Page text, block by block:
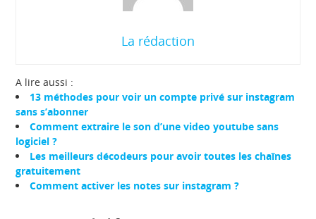
La rédaction
A lire aussi :
13 méthodes pour voir un compte privé sur instagram
sans s’abonner
Comment extraire le son d’une video youtube sans
logiciel ?
Les meilleurs décodeurs pour avoir toutes les chaînes
gratuitement
Comment activer les notes sur instagram ?